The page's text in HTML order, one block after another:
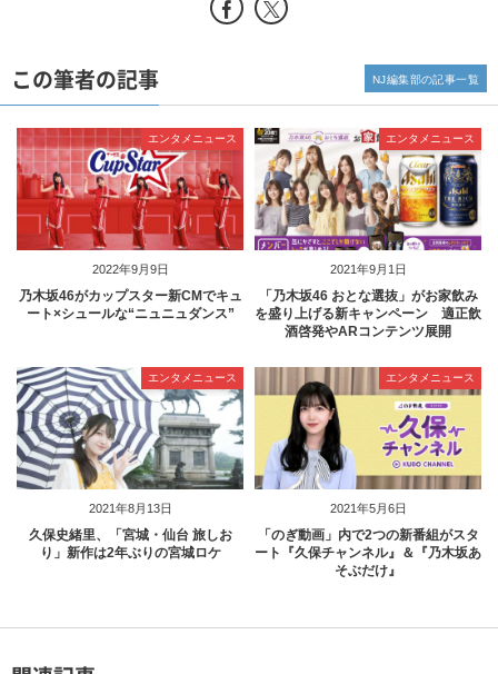
この筆者の記事
2022年9月9日
エンタメニュース
乃木坂46がカップスター新CMでキュ
ート×シュールな“ニュニュダンス”
2021年9月1日
エンタメニュース
「乃木坂46 おとな選抜」がお家飲み
を盛り上げる新キャンペーン 適正飲
酒啓発やARコンテンツ展開
2021年8月13日
エンタメニュース
久保史緒里、「宮城・仙台 旅しお
り」新作は2年ぶりの宮城ロケ
2021年5月6日
エンタメニュース
「のぎ動画」内で2つの新番組がスタ
ート『久保チャンネル』＆『乃木坂あ
そぶだけ』
NJ編集部の記事一覧